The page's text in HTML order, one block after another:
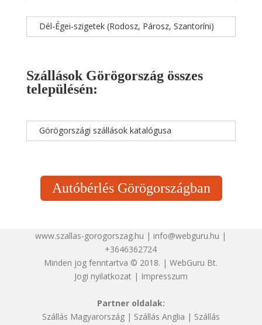
Dél-Égei-szigetek (Rodosz, Párosz, Szantoríni)
Szállások Görögország összes
településén:
Görögországi szállások katalógusa
Autóbérlés Görögországban
www.szallas-gorogorszag.hu | info@webguru.hu |
+3646362724
Minden jog fenntartva © 2018. | WebGuru Bt.
Jogi nyilatkozat| Impresszum
Partner oldalak:
Szállás Magyarország| Szállás Anglia | Szállás